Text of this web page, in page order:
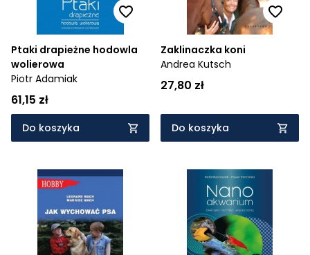
Ptaki drapieżne hodowla
wolierowa
Piotr Adamiak
61,15 zł
Do koszyka
Zaklinaczka koni
Andrea Kutsch
27,80 zł
Do koszyka